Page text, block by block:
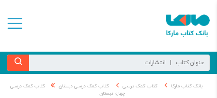
بانک کتاب مارکا کتاب کمک درسی کتاب کمک درسی دبستان
کتاب کمک درسی
چهارم دبستان